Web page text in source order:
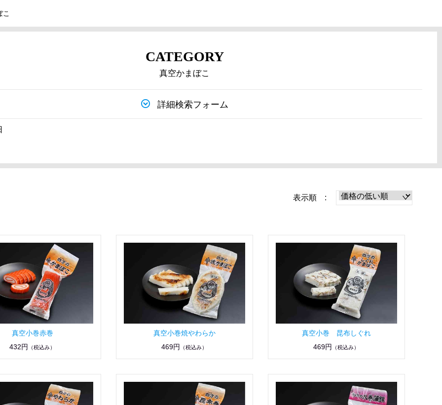
こ
CATEGORY
真空かまぼこ
詳細検索フォーム
表示順 :
真空小巻赤巻
432円
（税込み）
真空小巻焼やわらか
469円
（税込み）
真空小巻 昆布しぐれ
469円
（税込み）